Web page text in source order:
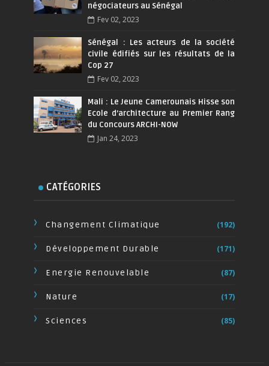
négociateurs au Sénégal
Fev 02, 2023
Sénégal : Les acteurs de la société
civile édifiés sur les résultats de la
Cop 27
Fev 02, 2023
Mali : Le Jeune Camerounais Hisse son
Ecole d’architecture au Premier Rang
du Concours ARCHI-NOW
Jan 24, 2023
CATÉGORIES
Changement Climatique (192)
Développement Durable (171)
Energie Renouvelable (87)
Nature (17)
Sciences (85)